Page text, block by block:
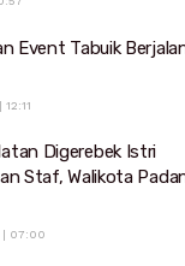
Event Tabuik
Digerebek Istri
Staf, Walikota
| 07:00